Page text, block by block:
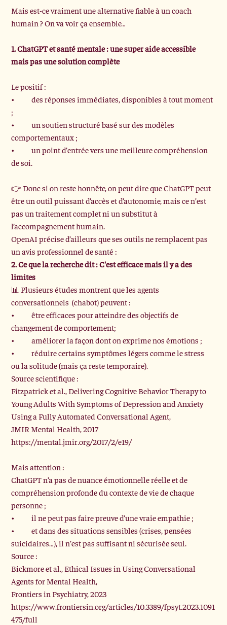
Mais est-ce vraiment une alternative fiable à un coach
humain ? On va voir ça ensemble…
1. ChatGPT et santé mentale : une super aide accessible
mais pas une solution complète
Le positif :
•	des réponses immédiates, disponibles à tout moment
;
•	un soutien structuré basé sur des modèles
comportementaux ;
•	un point d’entrée vers une meilleure compréhension
de soi.
👉 Donc si on reste honnête, on peut dire que ChatGPT peut
être un outil puissant d’accès et d’autonomie, mais ce n’est
pas un traitement complet ni un substitut à
l’accompagnement humain.
OpenAI précise d’ailleurs que ses outils ne remplacent pas
un avis professionnel de santé :
2. Ce que la recherche dit : C'est efficace mais il y a des
limites
📊 Plusieurs études montrent que les agents
conversationnels  (chabot) peuvent :
•	être efficaces pour atteindre des objectifs de
changement de comportement;
•	améliorer la façon dont on exprime nos émotions ;
•	réduire certains symptômes légers comme le stress
ou la solitude (mais ça reste temporaire).
Source scientifique :
Fitzpatrick et al., Delivering Cognitive Behavior Therapy to
Young Adults With Symptoms of Depression and Anxiety
Using a Fully Automated Conversational Agent,
JMIR Mental Health, 2017
https://mental.jmir.org/2017/2/e19/
Mais attention :
ChatGPT n’a pas de nuance émotionnelle réelle et de
compréhension profonde du contexte de vie de chaque
personne ;
•	il ne peut pas faire preuve d’une vraie empathie ;
•	et dans des situations sensibles (crises, pensées
suicidaires…), il n’est pas suffisant ni sécurisée seul.
Source :
Bickmore et al., Ethical Issues in Using Conversational
Agents for Mental Health,
Frontiers in Psychiatry, 2023
https://www.frontiersin.org/articles/10.3389/fpsyt.2023.1091
475/full